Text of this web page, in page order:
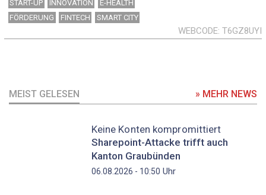
START-UP INNOVATION
E-HEALTH
FÖRDERUNG
FINTECH SMART CITY
WEBCODE T6GZ8UYI
MEIST GELESEN » MEHR NEWS
Keine Konten kompromittiert
Sharepoint-Attacke trifft auch
Kanton Graubünden
06.08.2026 - 10:50 Uhr